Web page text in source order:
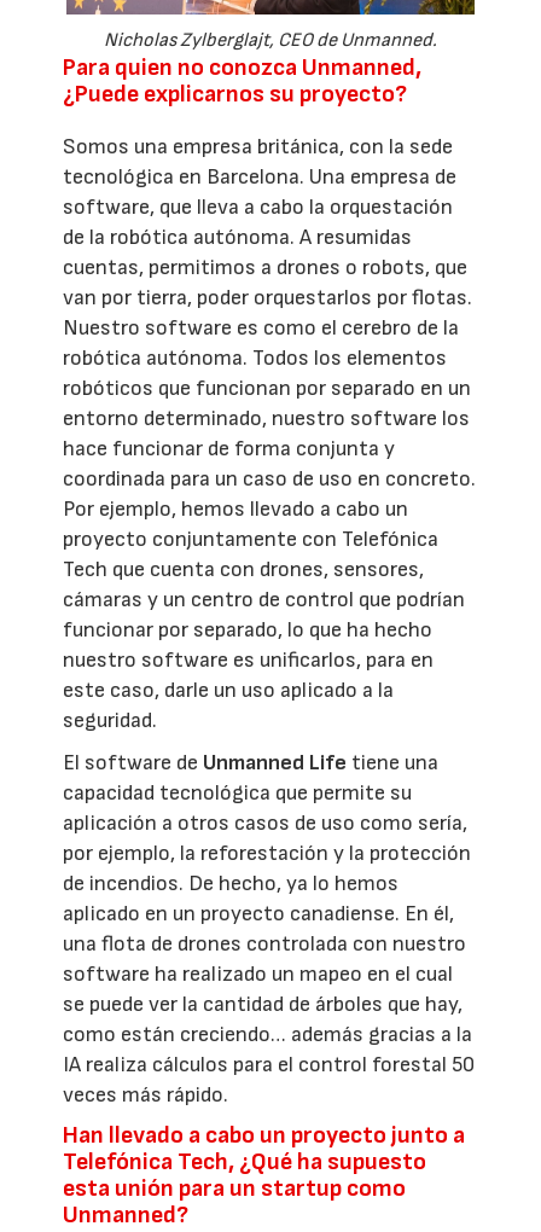
Nicholas Zylberglajt, CEO de Unmanned.
Para quien no conozca Unmanned,
¿Puede explicarnos su proyecto?
Somos una empresa británica, con la sede
tecnológica en Barcelona. Una empresa de
software, que lleva a cabo la orquestación
de la robótica autónoma. A resumidas
cuentas, permitimos a drones o robots, que
van por tierra, poder orquestarlos por flotas.
Nuestro software es como el cerebro de la
robótica autónoma. Todos los elementos
robóticos que funcionan por separado en un
entorno determinado, nuestro software los
hace funcionar de forma conjunta y
coordinada para un caso de uso en concreto.
Por ejemplo, hemos llevado a cabo un
proyecto conjuntamente con Telefónica
Tech que cuenta con drones, sensores,
cámaras y un centro de control que podrían
funcionar por separado, lo que ha hecho
nuestro software es unificarlos, para en
este caso, darle un uso aplicado a la
seguridad.
El software de Unmanned Life tiene una
capacidad tecnológica que permite su
aplicación a otros casos de uso como sería,
por ejemplo, la reforestación y la protección
de incendios. De hecho, ya lo hemos
aplicado en un proyecto canadiense. En él,
una flota de drones controlada con nuestro
software ha realizado un mapeo en el cual
se puede ver la cantidad de árboles que hay,
como están creciendo… además gracias a la
IA realiza cálculos para el control forestal 50
veces más rápido.
Han llevado a cabo un proyecto junto a
Telefónica Tech, ¿Qué ha supuesto
esta unión para un startup como
Unmanned?